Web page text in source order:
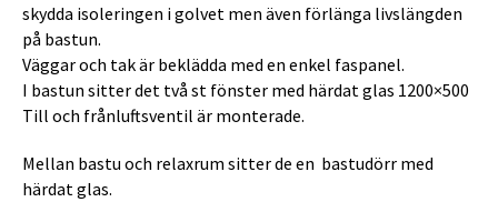
skydda isoleringen i golvet men även förlänga livslängden
på bastun.
Väggar och tak är beklädda med en enkel faspanel.
I bastun sitter det två st fönster med härdat glas 1200×500
Till och frånluftsventil är monterade.
Mellan bastu och relaxrum sitter de en bastudörr med
härdat glas.